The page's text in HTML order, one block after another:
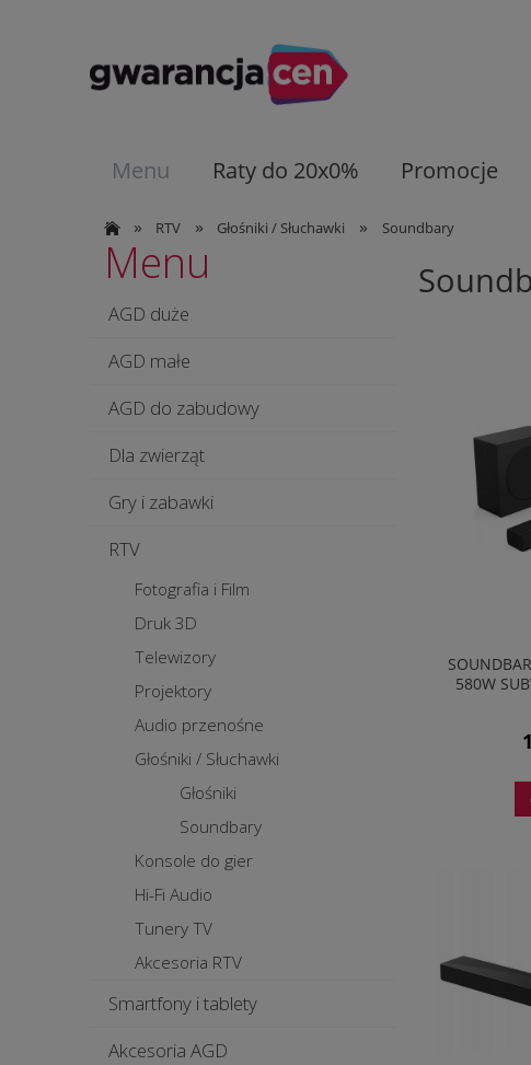
Menu Raty do 20x0% Promocje
» RTV » Głośniki / Słuchawki » Soundbary
Menu
AGD duże
AGD małe
AGD do zabudowy
Dla zwierząt
Gry i zabawki
RTV
Fotografia i Film
Druk 3D
Telewizory
Projektory
Audio przenośne
Głośniki / Słuchawki
Głośniki
Soundbary
Konsole do gier
Hi-Fi Audio
Tunery TV
Akcesoria RTV
Smartfony i tablety
Akcesoria AGD
580W